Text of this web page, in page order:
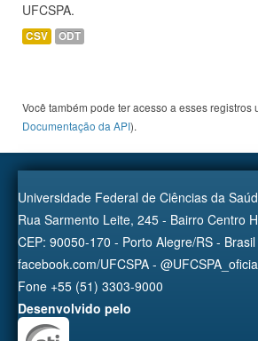
UFCSPA.
CSV ODT
Você também pode ter acesso a esses registros
Documentação da API).
Universidade Federal de Ciências da
Rua Sarmento Leite, 245 - Bairro Centro
CEP: 90050-170 - Porto Alegre/RS - Brasil
facebook.com/UFCSPA -
Fone +55 (51) 3303-9000
Desenvolvido pelo